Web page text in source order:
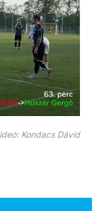
Kondacs Dávid